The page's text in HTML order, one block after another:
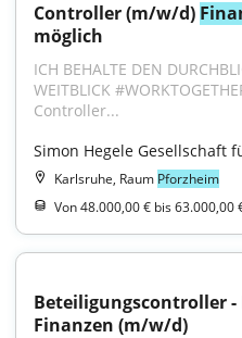
Controller (m/w/d)
möglich
ICH BEHALTE DEN
WEITBLICK
Controller...
Simon Hegele Gesellschaft
Karlsruhe, Raum Pforzheim
Von 48.000,00 € bis 63.000,00
Beteiligungscontroller
Finanzen (m/w/d)